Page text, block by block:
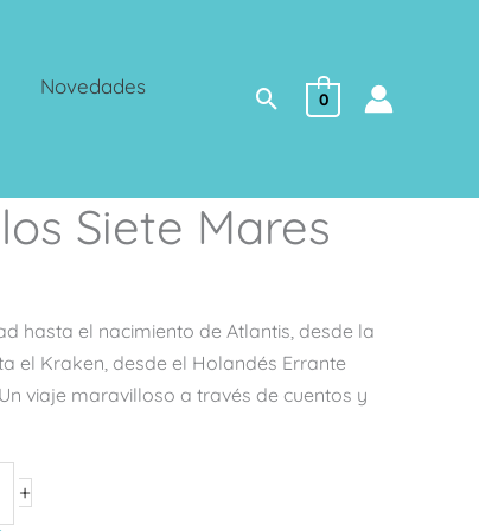
Novedades
Buscar
0
Siete Mares
hasta el nacimiento de Atlantis, desde la
el Kraken, desde el Holandés Errante
viaje maravilloso a través de cuentos y
+